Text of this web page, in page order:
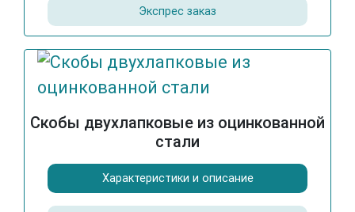
Экспрес заказ
Скобы двухлапковые из оцинкованной
стали
Характеристики и описание